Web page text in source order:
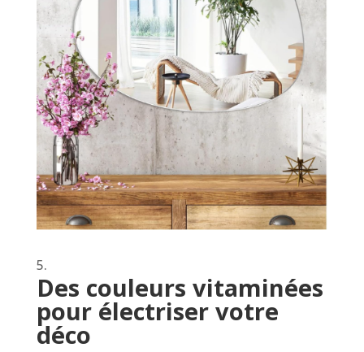
Des couleurs vitaminées
pour électriser votre
déco